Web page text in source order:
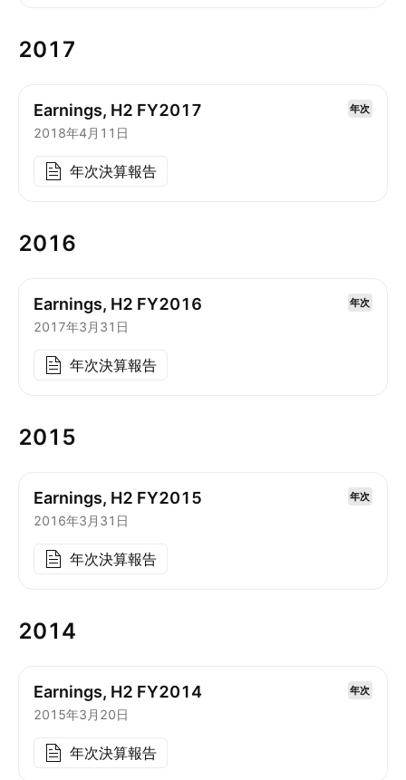
2017
Earnings, H2 FY2017 年次
2018年4月11日
年次決算報告
2016
Earnings, H2 FY2016 年次
2017年3月31日
年次決算報告
2015
Earnings, H2 FY2015 年次
2016年3月31日
年次決算報告
2014
Earnings, H2 FY2014 年次
2015年3月20日
年次決算報告